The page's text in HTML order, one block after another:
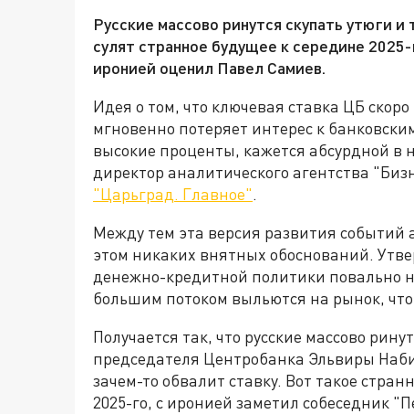
Русские массово ринутся скупать утюги
сулят странное будущее к середине
иронией оценил Павел Самиев.
Идея о том, что ключевая ставка ЦБ
мгновенно потеряет интерес к
высокие проценты, кажется абсурдной
директор аналитического агентства
"Царьград. Главное".
Между тем эта версия развития событий
этом никаких внятных обоснований.
денежно-кредитной политики повально
большим потоком выльются на рынок,
Получается так, что русские массово
председателя Центробанка Эльвиры
зачем-то обвалит ставку. Вот такое
2025-го, с иронией заметил собеседник